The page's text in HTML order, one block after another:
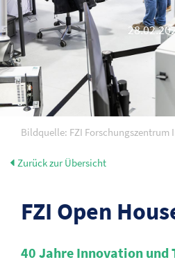
Zurück zur Übersicht
Bildquelle: FZI
FZI Open
40 Jahre Innovation und